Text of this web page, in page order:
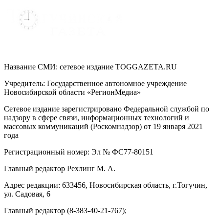
Название СМИ: cетевое издание TOGGAZETA.RU
Учредитель: Государственное автономное учреждение
Новосибирской области «РегионМедиа»
Сетевое издание зарегистрировано Федеральной службой по
надзору в сфере связи, информационных технологий и
массовых коммуникаций (Роскомнадзор) от 19 января 2021
года
Регистрационный номер: Эл № ФС77-80151
Главный редактор Рехлинг М. А.
Адрес редакции: 633456, Новосибирская область, г.Тогучин,
ул. Садовая, 6
Главный редактор (8-383-40-21-767);